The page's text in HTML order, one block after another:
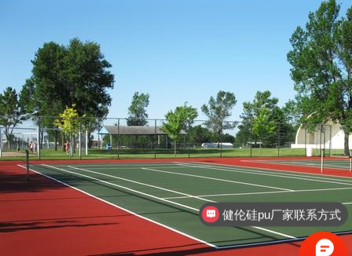
健伦硅pu厂家联系方式
健伦篮球架厂家联系方式